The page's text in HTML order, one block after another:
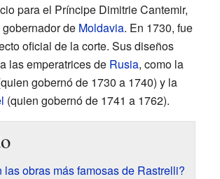
para el Príncipe Dimitrie Cantemir,
de Moldavia. En 1730, fue
oficial de la corte. Sus diseños
las emperatrices de Rusia, como la
gobernó de 1730 a 1740) y la
(quien gobernó de 1741 a 1762).
las obras más famosas de Rastrelli?